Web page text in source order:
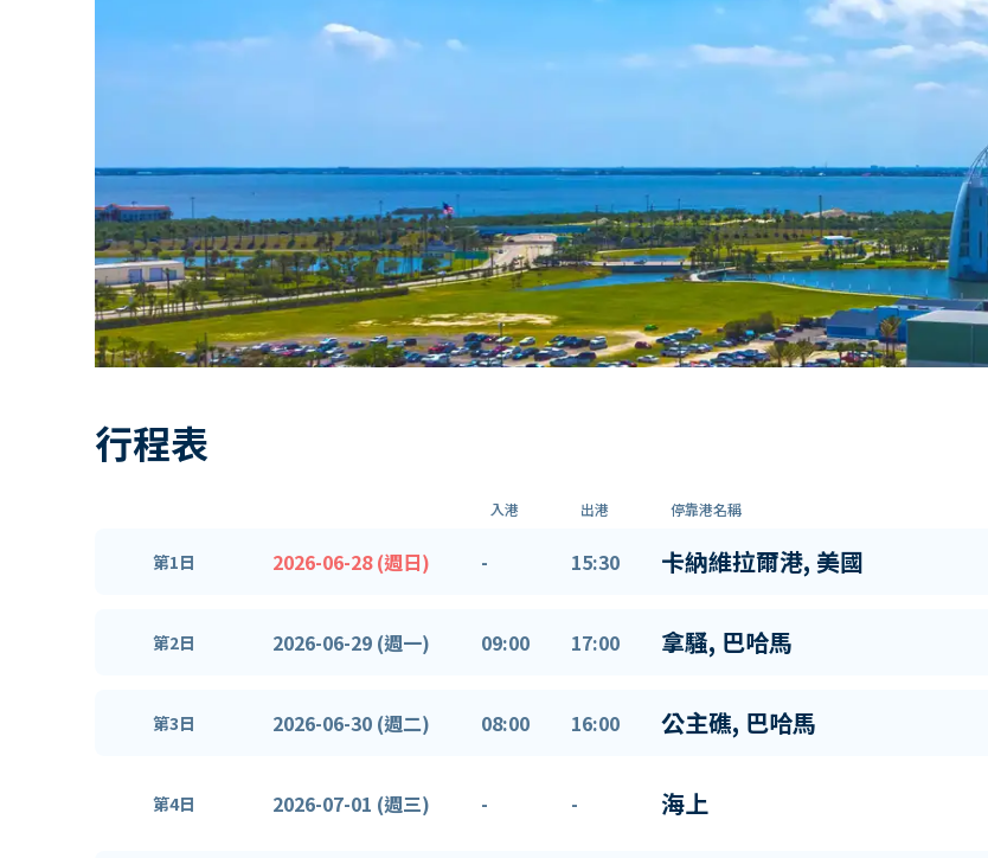
行程表
入港 出港 停靠港名稱
第1日 2026-06-28 (週日) - 15:30 卡納維拉爾港, 美國
第2日 2026-06-29 (週一) 09:00 17:00 拿騷, 巴哈馬
第3日 2026-06-30 (週二) 08:00 16:00 公主礁, 巴哈馬
第4日 2026-07-01 (週三) - - 海上